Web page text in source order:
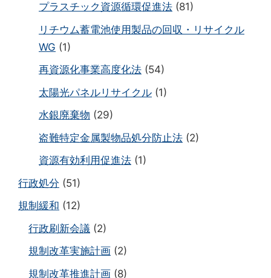
プラスチック資源循環促進法 (81)
リチウム蓄電池使用製品の回収・リサイクル
WG (1)
再資源化事業高度化法 (54)
太陽光パネルリサイクル (1)
水銀廃棄物 (29)
盗難特定金属製物品処分防止法 (2)
資源有効利用促進法 (1)
行政処分 (51)
規制緩和 (12)
行政刷新会議 (2)
規制改革実施計画 (2)
規制改革推進計画 (8)